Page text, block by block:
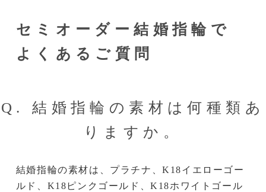
セミオーダー結婚指輪で
よくあるご質問
Q. 結婚指輪の素材は何種類あ
りますか。
結婚指輪の素材は、プラチナ、K18イエローゴー
ルド、K18ピンクゴールド、K18ホワイトゴール